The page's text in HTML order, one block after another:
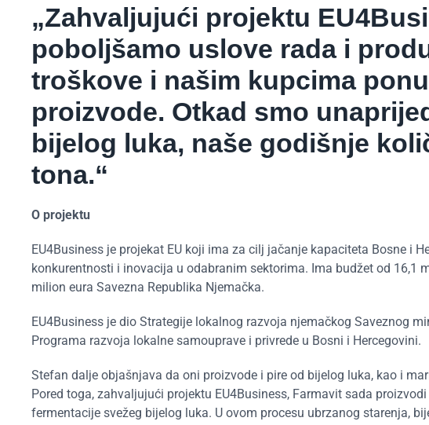
„Zahvaljujući projektu
poboljšamo uslove rada i
troškove i našim kupcima
proizvode. Otkad smo
bijelog luka, naše godišnje
tona.“
O projektu
EU4Business je projekat EU koji ima za cilj jačanje kapaciteta Bosne i
konkurentnosti i inovacija u odabranim sektorima. Ima budžet od 16,1
milion eura Savezna Republika Njemačka.
EU4Business je dio Strategije lokalnog razvoja njemačkog Saveznog
Programa razvoja lokalne samouprave i privrede u Bosni i Hercegovini.
Stefan dalje objašnjava da oni proizvode i pire od bijelog luka, kao i
Pored toga, zahvaljujući projektu EU4Business, Farmavit sada
fermentacije svežeg bijelog luka. U ovom procesu ubrzanog starenja,